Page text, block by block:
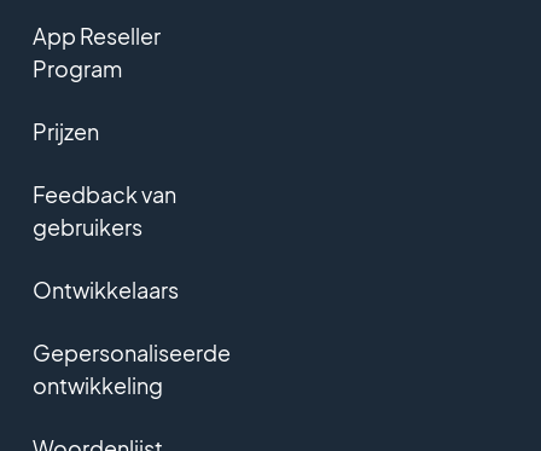
App Reseller
Program
Prijzen
Feedback van
gebruikers
Ontwikkelaars
Gepersonaliseerde
ontwikkeling